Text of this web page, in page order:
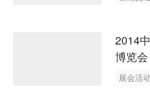
2014
博览会
展会活动